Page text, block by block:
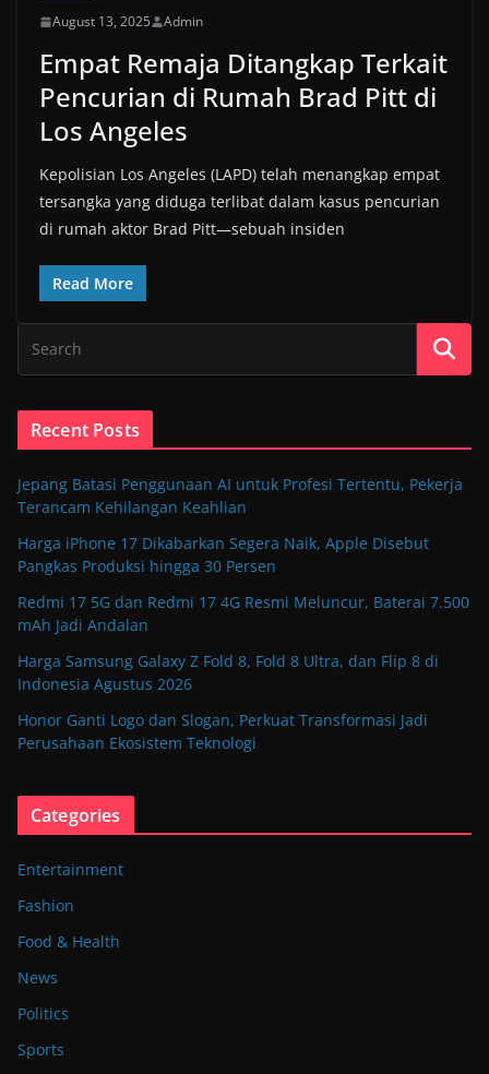
August 13, 2025 Admin
Empat Remaja Ditangkap Terkait
Pencurian di Rumah Brad Pitt di
Los Angeles
Kepolisian Los Angeles (LAPD) telah menangkap empat
tersangka yang diduga terlibat dalam kasus pencurian
di rumah aktor Brad Pitt—sebuah insiden
Read More
Recent Posts
Jepang Batasi Penggunaan AI untuk Profesi Tertentu, Pekerja
Terancam Kehilangan Keahlian
Harga iPhone 17 Dikabarkan Segera Naik, Apple Disebut
Pangkas Produksi hingga 30 Persen
Redmi 17 5G dan Redmi 17 4G Resmi Meluncur, Baterai 7.500
mAh Jadi Andalan
Harga Samsung Galaxy Z Fold 8, Fold 8 Ultra, dan Flip 8 di
Indonesia Agustus 2026
Honor Ganti Logo dan Slogan, Perkuat Transformasi Jadi
Perusahaan Ekosistem Teknologi
Categories
Entertainment
Fashion
Food & Health
News
Politics
Sports